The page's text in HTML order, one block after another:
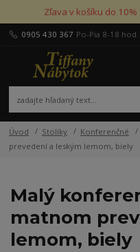
Zľava v košíku do
0905 430 367 Po-Pia 8-18 hod.
Úvod Stolíky Konferenčné
prevedení a leským lemom, biely
Malý
matnom
lemom, biely